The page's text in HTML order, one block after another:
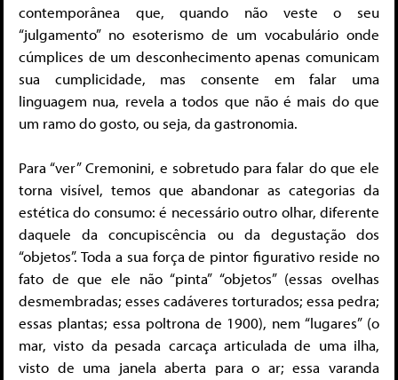
contemporânea
que, quando não veste o seu
“julgamento” no esoterismo de um vocabulário onde
cúmplices de um desconhecimento apenas comunicam
sua cumplicidade, mas consente em falar uma
linguagem nua, revela a todos que não é mais do que
um ramo do gosto, ou seja, da gastronomia.
Para “ver” Cremonini, e sobretudo para falar do que ele
torna visível, temos que abandonar as categorias da
estética do consumo: é necessário outro olhar, diferente
daquele da concupiscência ou da degustação dos
“objetos”. Toda a sua força de pintor figurativo reside no
fato de que ele não “pinta” “objetos” (essas ovelhas
desmembradas; esses cadáveres torturados; essa pedra;
essas plantas; essa poltrona de 1900), nem “lugares” (o
mar, visto da pesada carcaça articulada de uma ilha,
visto de uma janela aberta para o ar; essa varanda